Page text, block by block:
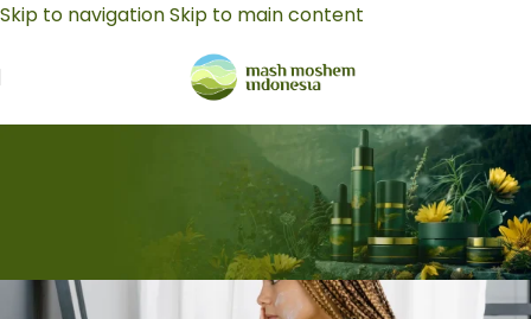
Skip to navigationSkip to main content
Maklon Skincare